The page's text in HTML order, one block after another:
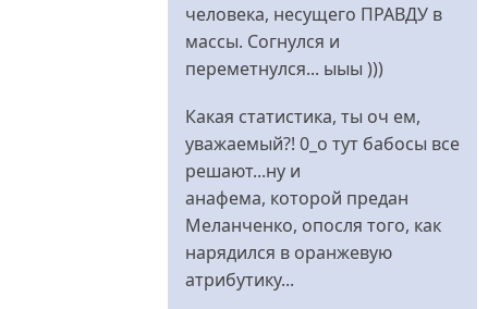
продолжает
доставлять...
від
rezon
человека, несущего ПРАВДУ в
массы. Согнулся и
переметнулся... ыыы )))
Какая статистика, ты оч ем,
уважаемый?! 0_о тут бабосы все
решают...ну и
анафема, которой предан
Меланченко, опосля того, как
нарядился в оранжевую
атрибутику...